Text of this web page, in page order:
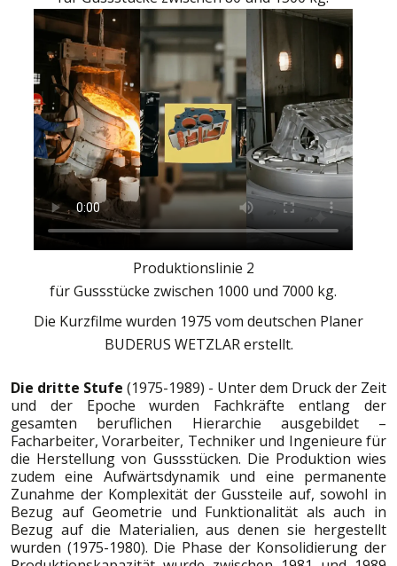
Produktionslinie 2
für Gussstücke zwischen 1000 und 7000 kg.
Die Kurzfilme wurden 1975 vom deutschen Planer
BUDERUS WETZLAR erstellt.
Die dritte Stufe (1975-1989) - Unter dem Druck der Zeit
und der Epoche wurden Fachkräfte entlang der
gesamten beruflichen Hierarchie ausgebildet –
Facharbeiter, Vorarbeiter, Techniker und Ingenieure für
die Herstellung von Gussstücken. Die Produktion wies
zudem eine Aufwärtsdynamik und eine permanente
Zunahme der Komplexität der Gussteile auf, sowohl in
Bezug auf Geometrie und Funktionalität als auch in
Bezug auf die Materialien, aus denen sie hergestellt
wurden (1975-1980). Die Phase der Konsolidierung der